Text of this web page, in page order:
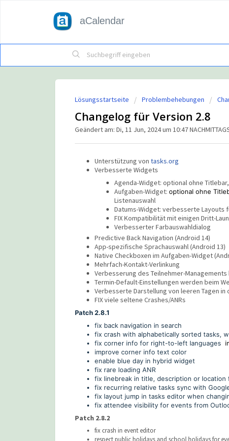
aCalendar
Lösungsstartseite Problembehebungen
Changelog für Version 2.8
Geändert am: Di, 11 Jun, 2024 um 10:47
Unterstützung von tasks.org
Verbesserte Widgets
Agenda-Widget: optional ohne
Aufgaben-Widget: optional ohne
Listenauswahl
Datums-Widget: verbesserte Layouts
FIX Kompatibilität mit einigen Dritt-
Verbesserter Farbauswahldialog
Predictive Back Navigation (Android 14)
App-spezifische Sprachauswahl (Android 13)
Native Checkboxen im Aufgaben-Widget
Mehrfach-Kontakt-Verlinkung
Verbesserung des Teilnehmer-
Termin-Default-Einstellungen werden beim
Verbesserte Darstellung von leeren Tagen in
FIX viele seltene Crashes/ANRs
Patch 2.8.1
fix back navigation in search
fix crash with alphabetically sorted tasks,
fix corner info for right-to-left languages
improve corner info text color
enable blue day in hybrid widget
fix rare loading ANR
fix linebreak in title, description or location
fix recurring relative tasks sync with
fix layout jump in tasks editor when
fix attendee visibility for events from
Patch 2.8.2
fix crash in event editor
respect public holidays and school holidays for